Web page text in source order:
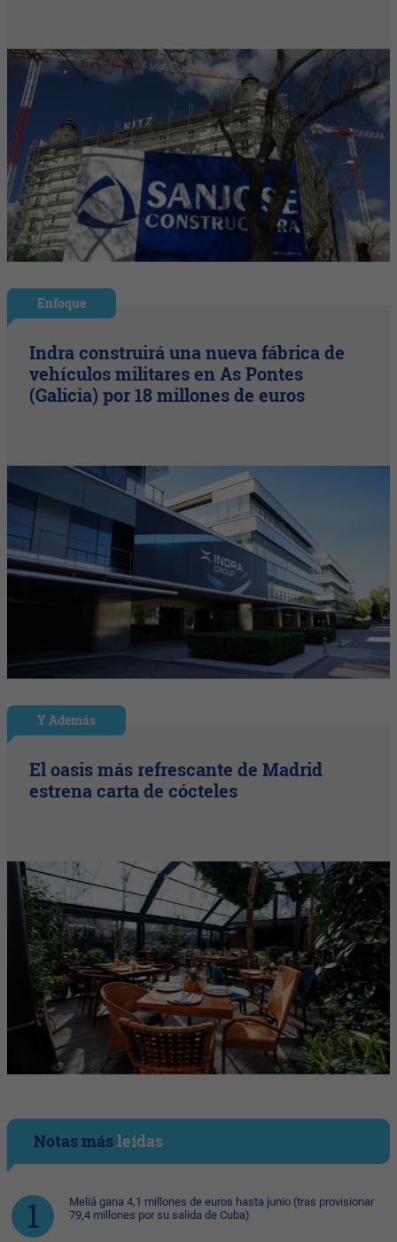
Enfoque
Indra construirá una nueva fábrica de
vehículos militares en As Pontes
(Galicia) por 18 millones de euros
Y Además
El oasis más refrescante de Madrid
estrena carta de cócteles
Notas másleídas
Meliá gana 4,1 millones de euros hasta junio (tras provisionar
79,4 millones por su salida de Cuba)